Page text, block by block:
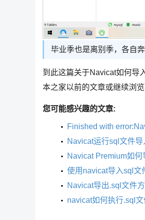
毕业季也是离别季，各自
到此这篇关于Navicat如何导
本之家以前的文章或继续浏
您可能感兴趣的文章:
Finished with
Navicat运行sql文件
Navicat Premium如
使用navicat导入sql文
Navicat导出.sql文件
navicat如何执行.sql文